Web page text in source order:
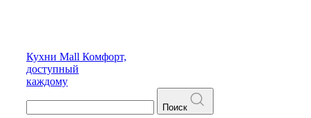
Кухни Mall Комфорт,
доступный
каждому
Поиск